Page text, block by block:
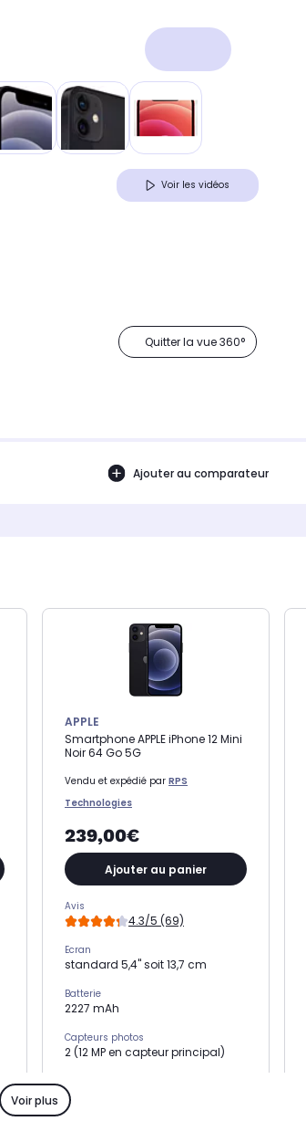
Voir les vidéos
Quitter la vue 360°
Ajouter au comparateur
APPLE
Smartphone APPLE iPhone 12 Mini
Noir 64 Go 5G
Vendu et expédié par RPS
Technologies
239,00€
Ajouter au panier
Avis
4.3/5 (69)
Ecran
standard 5,4" soit 13,7 cm
Batterie
2227 mAh
Capteurs photos
2 (12 MP en capteur principal)
4 Go
Voir plus